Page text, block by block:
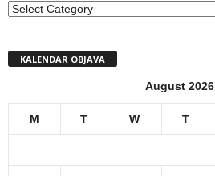
MENI
KALENDAR OBJAVA
August 2026
M T W T